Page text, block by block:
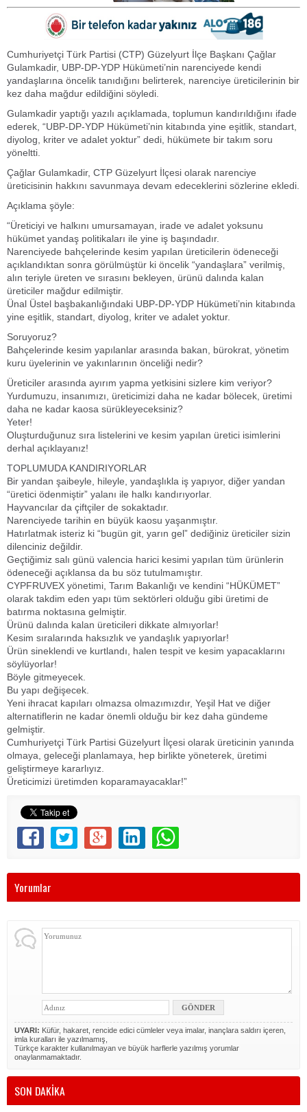
Cumhuriyetçi Türk Partisi (CTP) Güzelyurt İlçe Başkanı Çağlar
Gulamkadir, UBP-DP-YDP Hükümeti’nin narenciyede kendi
yandaşlarına öncelik tanıdığını belirterek, narenciye üreticilerinin bir
kez daha mağdur edildiğini söyledi.
Gulamkadir yaptığı yazılı açıklamada, toplumun kandırıldığını ifade
ederek, “UBP-DP-YDP Hükümeti’nin kitabında yine eşitlik, standart,
diyolog, kriter ve adalet yoktur” dedi, hükümete bir takım soru
yöneltti.
Çağlar Gulamkadir, CTP Güzelyurt İlçesi olarak narenciye
üreticisinin hakkını savunmaya devam edeceklerini sözlerine ekledi.
Açıklama şöyle:
“Üreticiyi ve halkını umursamayan, irade ve adalet yoksunu
hükümet yandaş politikaları ile yine iş başındadır.
Narenciyede bahçelerinde kesim yapılan üreticilerin ödeneceği
açıklandıktan sonra görülmüştür ki öncelik “yandaşlara” verilmiş,
alın teriyle üreten ve sırasını bekleyen, ürünü dalında kalan
üreticiler mağdur edilmiştir.
Ünal Üstel başbakanlığındaki UBP-DP-YDP Hükümeti’nin kitabında
yine eşitlik, standart, diyolog, kriter ve adalet yoktur.
Soruyoruz?
Bahçelerinde kesim yapılanlar arasında bakan, bürokrat, yönetim
kuru üyelerinin ve yakınlarının önceliği nedir?
Üreticiler arasında ayırım yapma yetkisini sizlere kim veriyor?
Yurdumuzu, insanımızı, üreticimizi daha ne kadar bölecek, üretimi
daha ne kadar kaosa sürükleyeceksiniz?
Yeter!
Oluşturduğunuz sıra listelerini ve kesim yapılan üretici isimlerini
derhal açıklayanız!
TOPLUMUDA KANDIRIYORLAR
Bir yandan şaibeyle, hileyle, yandaşlıkla iş yapıyor, diğer yandan
“üretici ödenmiştir” yalanı ile halkı kandırıyorlar.
Hayvancılar da çiftçiler de sokaktadır.
Narenciyede tarihin en büyük kaosu yaşanmıştır.
Hatırlatmak isteriz ki “bugün git, yarın gel” dediğiniz üreticiler sizin
dilenciniz değildir.
Geçtiğimiz salı günü valencia harici kesimi yapılan tüm ürünlerin
ödeneceği açıklansa da bu söz tutulmamıştır.
CYPFRUVEX yönetimi, Tarım Bakanlığı ve kendini “HÜKÜMET”
olarak takdim eden yapı tüm sektörleri olduğu gibi üretimi de
batırma noktasına gelmiştir.
Ürünü dalında kalan üreticileri dikkate almıyorlar!
Kesim sıralarında haksızlık ve yandaşlık yapıyorlar!
Ürün sineklendi ve kurtlandı, halen tespit ve kesim yapacaklarını
söylüyorlar!
Böyle gitmeyecek.
Bu yapı değişecek.
Yeni ihracat kapıları olmazsa olmazımızdır, Yeşil Hat ve diğer
alternatiflerin ne kadar önemli olduğu bir kez daha gündeme
gelmiştir.
Cumhuriyetçi Türk Partisi Güzelyurt İlçesi olarak üreticinin yanında
olmaya, geleceği planlamaya, hep birlikte yöneterek, üretimi
geliştirmeye kararlıyız.
Üreticimizi üretimden koparamayacaklar!”
Yorumlar
UYARI: Küfür, hakaret, rencide edici cümleler veya imalar, inançlara saldırı içeren,
imla kuralları ile yazılmamış,
Türkçe karakter kullanılmayan ve büyük harflerle yazılmış yorumlar
onaylanmamaktadır.
SON DAKİKA